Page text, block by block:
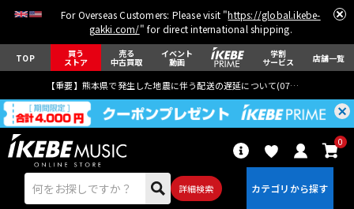
For Overseas Customers: Please visit "https://global.ikebe-
gakki.com/" for direct international shipping.
TOP 買う
ストア
売る
中古買取
イベント
動画
学割
サービス 店舗一覧
【重要】熊本県で発生した地震に伴う配送の遅延について(07月29日
詳細検索
0